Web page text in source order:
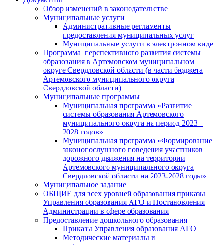
Обзор изменений в законодательстве
Муниципальные услуги
Административные регламенты
предоставления муниципальных услуг
Муниципальные услуги в электронном виде
Программа перспективного развития системы
образования в Артемовском муниципальном
округе Свердловской области (в части бюджета
Артемовского муниципального округа
Свердловской области)
Муниципальные программы
Муниципальная программа «Развитие
системы образования Артемовского
муниципального округа на период 2023 –
2028 годов»
Муниципальная программа «Формирование
законопослушного поведения участников
дорожного движения на территории
Артемовского муниципального округа
Свердловской области на 2023-2028 годы»
Муниципальное задание
ОБЩИЕ для всех уровней образования приказы
Управления образования АГО и Постановления
Администрации в сфере образования
Предоставление дошкольного образования
Приказы Управления образования АГО
Методические материалы и